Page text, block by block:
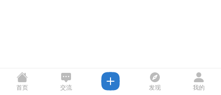
首页 交流 发现 我的